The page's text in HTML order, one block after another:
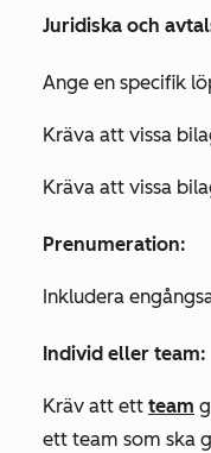
Juridiska och
Ange en specifik
Kräva att vissa
Kräva att vissa
Prenumeration:
Inkludera
Individ eller team:
Kräv att ett team
ett team som ska